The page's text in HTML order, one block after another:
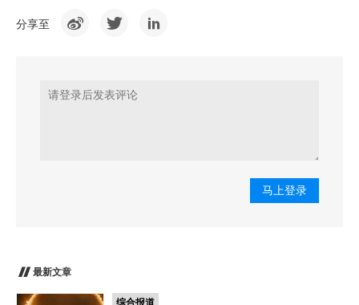
分享至
马上登录
最新文章
综合报道